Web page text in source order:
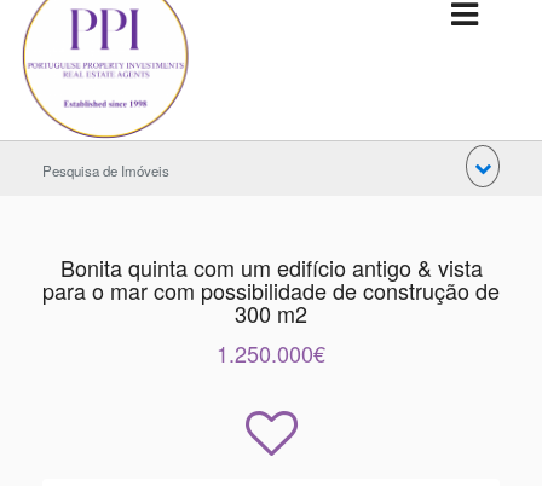
Pesquisa de Imóveis
Bonita quinta com um edifício antigo & vista
para o mar com possibilidade de construção de
300 m2
1.250.000€